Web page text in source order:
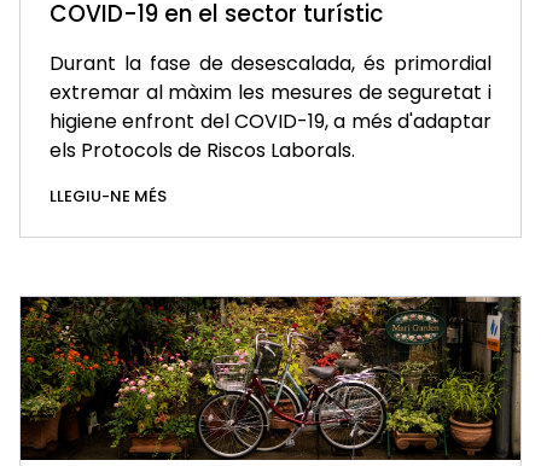
COVID-19 en el sector turístic
Durant la fase de desescalada, és primordial
extremar al màxim les mesures de seguretat i
higiene enfront del COVID-19, a més d'adaptar
els Protocols de Riscos Laborals.
LLEGIU-NE MÉS